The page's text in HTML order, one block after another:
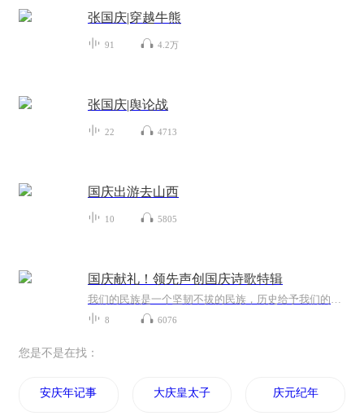
张国庆|穿越牛熊
91 4.2万
张国庆|舆论战
22 4713
国庆出游去山西
10 5805
国庆献礼！领先声创国庆诗歌特辑
我们的民族是一个坚韧不拔的民族，历史给予我们的苦难都变成了闪着金光的勋章！我们的国家是一个龙腾虎跃的国家，那条巨龙正以不可阻挡之势崛起于神奇的东方！------------------------------------------------值此祖国70周年华诞之际，领先声创以诗歌向祖国献礼！用我们的声音、用我们的热血、用我们的灵魂诵读经典爱国篇章，歌颂我们的祖国！永远繁荣富强！
8 6076
您是不是在找：
安庆年记事 大庆皇太子 庆元纪年